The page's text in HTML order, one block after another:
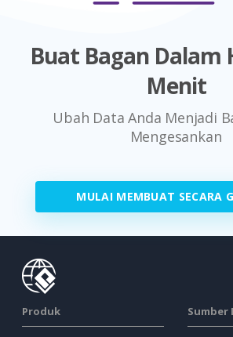
Buat Bagan Dalam
Menit
Ubah Data Anda Menjadi
Mengesankan
MULAI MEMBUAT SECARA
Produk Sumber